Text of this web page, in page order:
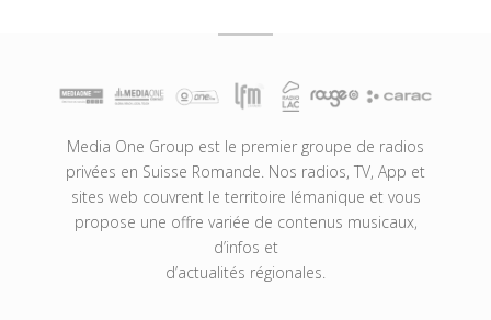
Media One Group est le premier groupe de radios
privées en Suisse Romande. Nos radios, TV, App et
sites web couvrent le territoire lémanique et vous
propose une offre variée de contenus musicaux,
d’infos et
d’actualités régionales.